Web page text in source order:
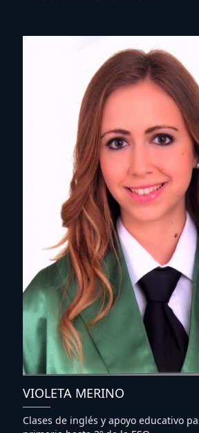
VIOLETA MERINO
Clases de inglés y apoyo educativo